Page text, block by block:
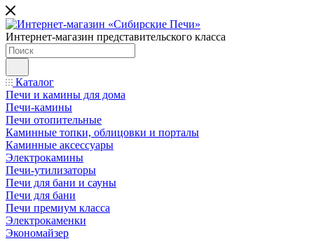
Интернет-магазин представительского класса
Каталог
Печи и камины для дома
Печи-камины
Печи отопительные
Каминные топки, облицовки и порталы
Каминные аксессуары
Электрокамины
Печи-утилизаторы
Печи для бани и сауны
Печи для бани
Печи премиум класса
Электрокаменки
Экономайзер